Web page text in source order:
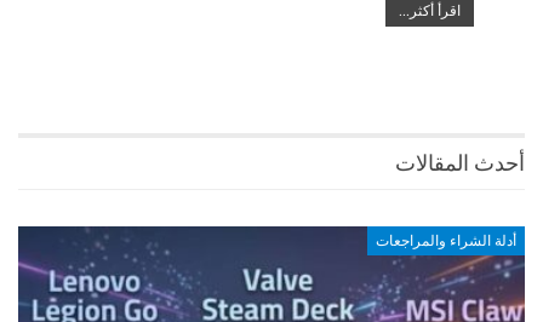
اقرأ أكثر...
أحدث المقالات
أدلة الشراء والمراجعات